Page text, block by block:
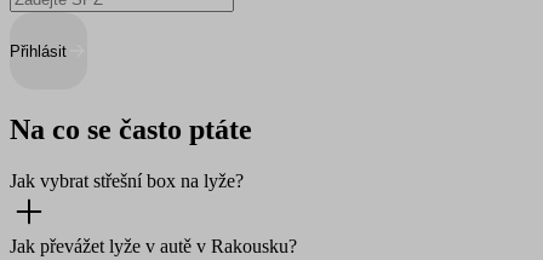
Přihlásit
Na co se často ptáte
Jak vybrat střešní box na lyže?
Jak převážet lyže v autě v Rakousku?